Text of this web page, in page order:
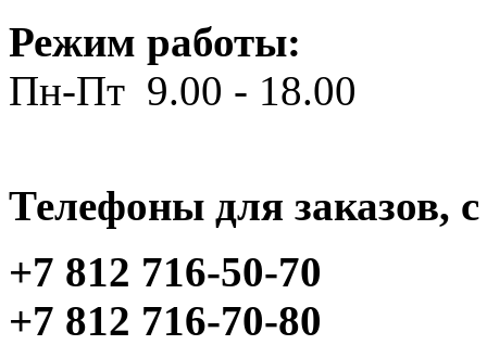
Режим работы:
Пн-Пт 9.00 - 18.00
Телефоны для заказов,
+7 812 716-50-70
+7 812 716-70-80